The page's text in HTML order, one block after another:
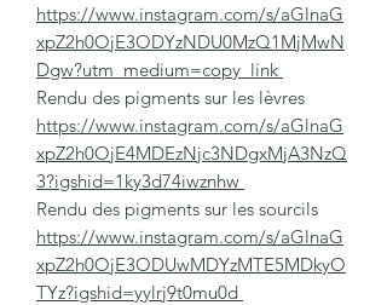
https://www.instagram.com/s/aGlnaG
xpZ2h0OjE3ODYzNDU0MzQ1MjMwN
Dgw?utm_medium=copy_link
Rendu des pigments sur les lèvres
https://www.instagram.com/s/aGlnaG
xpZ2h0OjE4MDEzNjc3NDgxMjA3NzQ
3?igshid=1ky3d74iwznhw
Rendu des pigments sur les sourcils
https://www.instagram.com/s/aGlnaG
xpZ2h0OjE3ODUwMDYzMTE5MDkyO
TYz?igshid=yylrj9t0mu0d